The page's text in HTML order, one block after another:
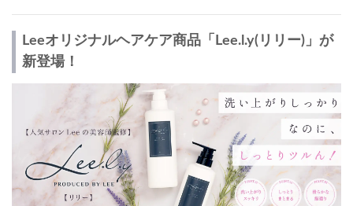
Leeオリジナルヘアケア商品「Lee.l.y(リリー)」が
新登場！